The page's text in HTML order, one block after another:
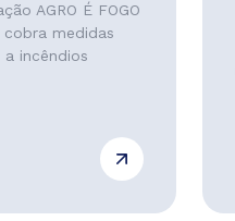
AGRO É FOGO
medidas
incêndios